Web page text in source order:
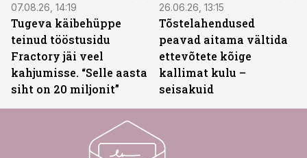
07.08.26, 14:19
Tugeva käibehüppe
teinud tööstusidu
Fractory jäi veel
kahjumisse. “Selle aasta
siht on 20 miljonit”
26.06.26, 13:15
Tõstelahendused
peavad aitama vältida
ettevõtete kõige
kallimat kulu –
seisakuid